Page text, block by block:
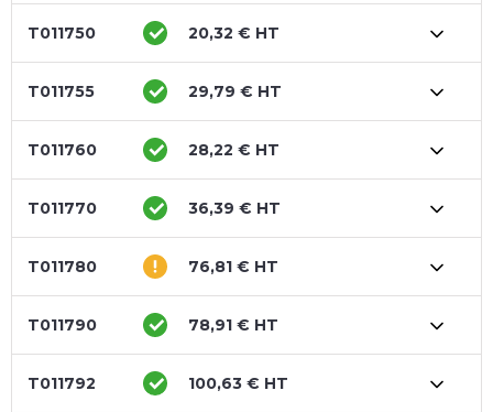
T011750 20,32 € HT
T011755 29,79 € HT
T011760 28,22 € HT
T011770 36,39 € HT
T011780 76,81 € HT
T011790 78,91 € HT
T011792 100,63 € HT